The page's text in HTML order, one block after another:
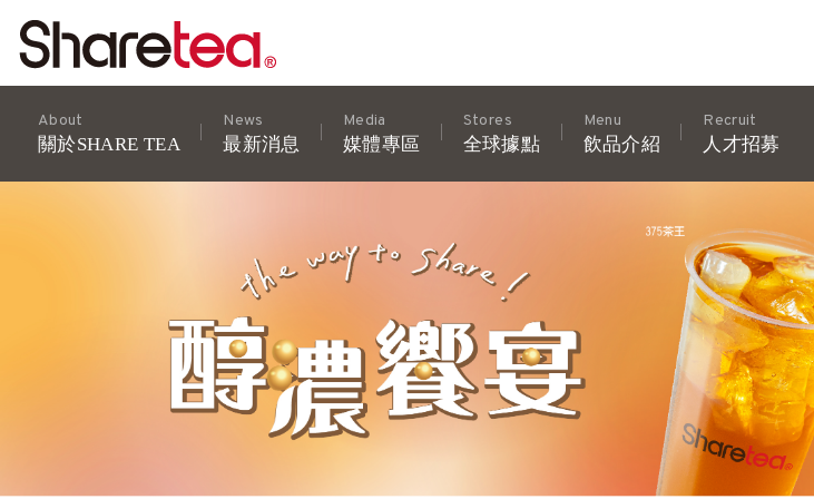
About
關於SHARE TEA
News
最新消息
Media
媒體專區
Stores
全球據點
Menu
飲品介紹
Recruit
人才招募